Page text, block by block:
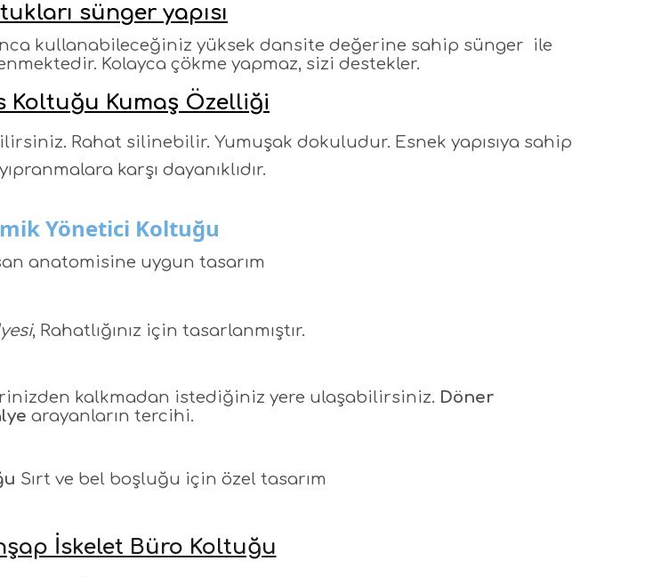
sünger yapısı
kullanabileceğiniz yüksek dansite değerine sahip sünger ile
Kolayca çökme yapmaz, sizi destekler.
Koltuğu Kumaş Özelliği
Rahat silinebilir. Yumuşak dokuludur. Esnek yapısıya sahip
karşı dayanıklıdır.
Yönetici Koltuğu
anatomisine uygun tasarım
, Rahatlığınız için tasarlanmıştır.
kalkmadan istediğiniz yere ulaşabilirsiniz. Döner
arayanların tercihi.
Sırt ve bel boşluğu için özel tasarım
İskelet Büro Koltuğu